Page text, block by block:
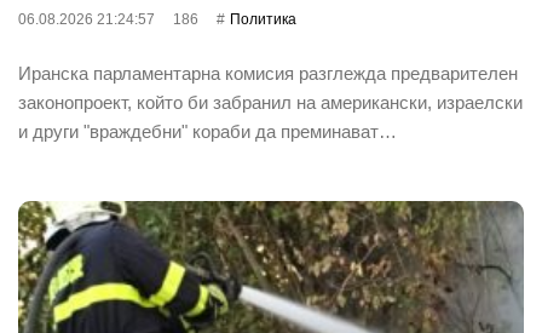
06.08.2026 21:24:57 186 Политика
Иранска парламентарна комисия разглежда предварителен
законопроект, който би забранил на американски, израелски
и други "враждебни" кораби да преминават…